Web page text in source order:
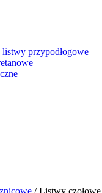
przypodłogowe
/ Listwy czołowe